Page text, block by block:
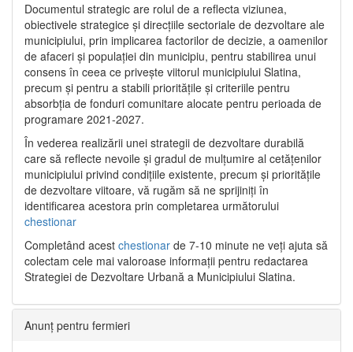
Documentul strategic are rolul de a reflecta viziunea,
obiectivele strategice și direcțiile sectoriale de dezvoltare ale
municipiului, prin implicarea factorilor de decizie, a oamenilor
de afaceri și populației din municipiu, pentru stabilirea unui
consens în ceea ce privește viitorul municipiului Slatina,
precum și pentru a stabili prioritățile și criteriile pentru
absorbția de fonduri comunitare alocate pentru perioada de
programare 2021-2027.
În vederea realizării unei strategii de dezvoltare durabilă
care să reflecte nevoile și gradul de mulțumire al cetățenilor
municipiului privind condițiile existente, precum și prioritățile
de dezvoltare viitoare, vă rugăm să ne sprijiniți în
identificarea acestora prin completarea următorului
chestionar
Completând acest chestionar de 7-10 minute ne veți ajuta să
colectam cele mai valoroase informații pentru redactarea
Strategiei de Dezvoltare Urbană a Municipiului Slatina.
Anunț pentru fermieri